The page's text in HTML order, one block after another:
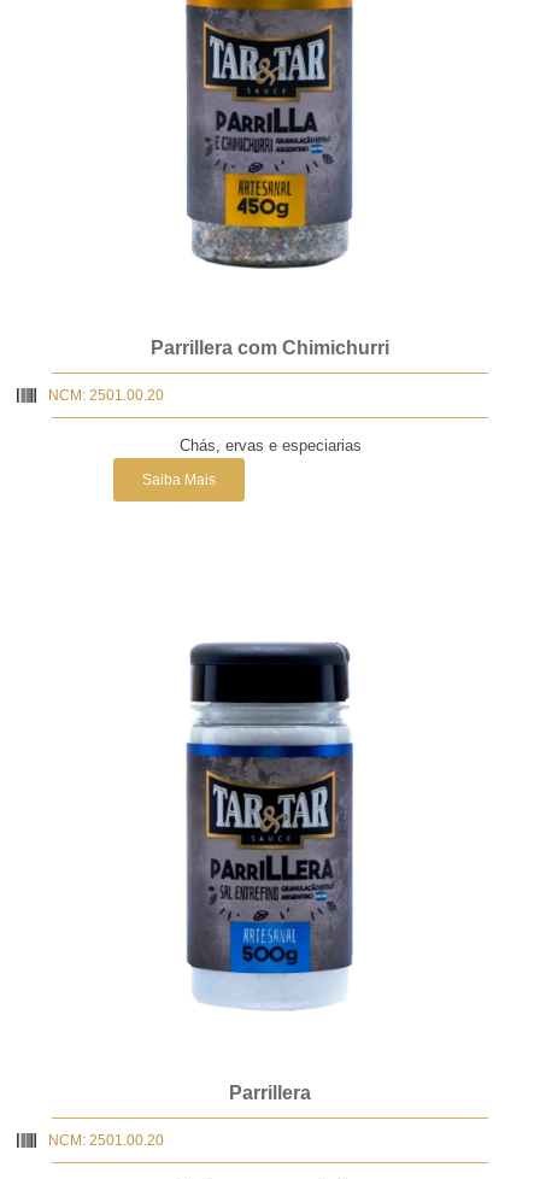
Parrillera com Chimichurri
NCM: 2501.00.20
Chás, ervas e especiarias
Saiba Mais
Parrillera
NCM: 2501.00.20